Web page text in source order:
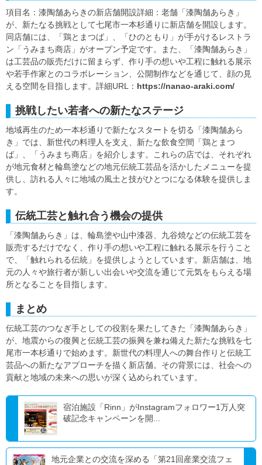
項目名：漆陶舗あらきの新店舗開設詳細：老舗「漆陶舗あらき」
が、新たなる挑戦として七尾市一本杉通りに新店舗を開設します。
同店舗には、「鶏とまつば」、「ひのともり」が手がけるレストラ
ン「うみまち商店」がオープン予定です。また、「漆陶舗あらき」
は工芸品の販売だけに留まらず、作り手の想いや工程に触れる展示
や若手作家とのコラボレーション、公開制作などを通じて、顔の見
える空間を目指します。詳細URL： https://nanao-araki.com/
挑戦したい若者への新たなステージ
地域再生のため一本杉通りで新たなスタートを切る「漆陶舗あら
き」では、新世代の料理人を支え、新たな飲食空間「鶏とまつ
ば」、「うみまち商店」を紹介します。これらの店では、それぞれ
が地元食材と輪島塗などの地元伝統工芸品を活かしたメニューを提
供し、訪れる人々に地域の風土と技がひとつになる体験を提供しま
す。
伝統工芸と触れ合う機会の提供
「漆陶舗あらき」は、輪島塗や山中漆器、九谷焼などの伝統工芸を
販売するだけでなく、作り手の想いや工程に触れる展示を行うこと
で、「触れられる伝統」を提供しようとしています。新店舗は、地
元の人々や旅行者が新しい出会いや交流を通じて元気をもらえる場
所となることを目指します。
まとめ
伝統工芸のつなぎ手としての役割を果たしてきた「漆陶舗あらき」
が、地震からの復興と伝統工芸の振興を兼ね備えた新たな挑戦を七
尾市一本杉通りで始めます。新世代の料理人への舞台作りと伝統工
芸品への新たなアプローチを描く新店舗。その背景には、社会への
貢献と地域の未来への思いが深く込められています。
宿泊施設「Rinn」がInstagramフォロワー1万人突
破記念キャンペーンを開...
地元企業との交流を深める「第21回産業交流フェ